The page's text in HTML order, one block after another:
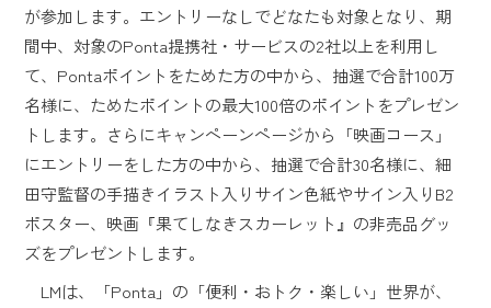
が参加します。エントリーなしでどなたも対象となり、期
間中、対象のPonta提携社・サービスの2社以上を利用し
て、Pontaポイントをためた方の中から、抽選で合計100万
名様に、ためたポイントの最大100倍のポイントをプレゼン
トします。さらにキャンペーンページから「映画コース」
にエントリーをした方の中から、抽選で合計30名様に、細
田守監督の手描きイラスト入りサイン色紙やサイン入りB2
ポスター、映画『果てしなきスカーレット』の非売品グッ
ズをプレゼントします。
LMは、「Ponta」の「便利・おトク・楽しい」世界が、